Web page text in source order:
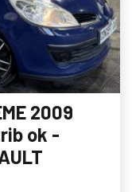
2009
ok -